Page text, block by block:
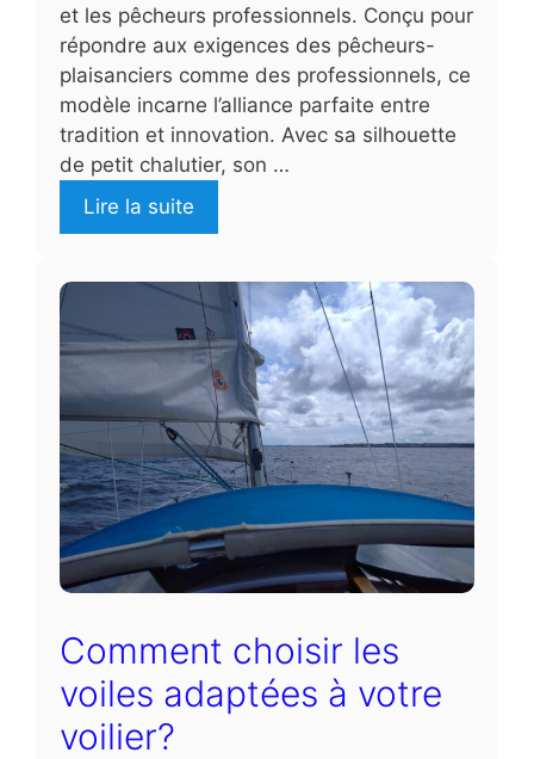
et les pêcheurs professionnels. Conçu pour
répondre aux exigences des pêcheurs-
plaisanciers comme des professionnels, ce
modèle incarne l’alliance parfaite entre
tradition et innovation. Avec sa silhouette
de petit chalutier, son …
Lire la suite
Comment choisir les
voiles adaptées à votre
voilier?